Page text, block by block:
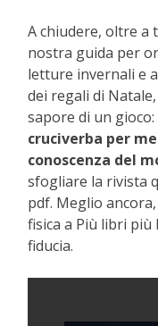
A chiudere, oltre a
nostra guida per
letture invernali e
dei regali di
sapore di un
cruciverba per
conoscenza del
sfogliare la rivista
pdf. Meglio
fisica a Più libri
fiducia.